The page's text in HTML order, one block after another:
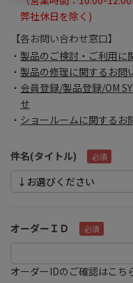
弊社休日を除く)
【各お問い合わせ窓口】
製品のご検討・ご利用に
製品の修理に関するお問
会員登録/製品登録/OM
せ
ショールームに関するお
件名(タイトル)
オーダーＩＤ
オーダーIDのご確認はこち